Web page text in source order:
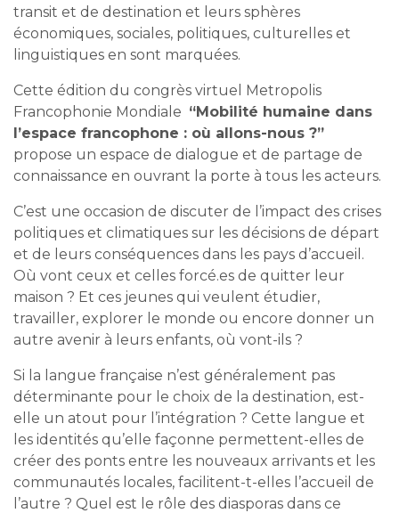
transit et de destination et leurs sphères
économiques, sociales, politiques, culturelles et
linguistiques en sont marquées.
Cette édition du congrès virtuel Metropolis
Francophonie Mondiale “Mobilité humaine dans
l’espace francophone : où allons-nous ?”
propose un espace de dialogue et de partage de
connaissance en ouvrant la porte à tous les acteurs.
C’est une occasion de discuter de l’impact des crises
politiques et climatiques sur les décisions de départ
et de leurs conséquences dans les pays d’accueil.
Où vont ceux et celles forcé.es de quitter leur
maison ? Et ces jeunes qui veulent étudier,
travailler, explorer le monde ou encore donner un
autre avenir à leurs enfants, où vont-ils ?
Si la langue française n’est généralement pas
déterminante pour le choix de la destination, est-
elle un atout pour l’intégration ? Cette langue et
les identités qu’elle façonne permettent-elles de
créer des ponts entre les nouveaux arrivants et les
communautés locales, facilitent-t-elles l’accueil de
l’autre ? Quel est le rôle des diasporas dans ce